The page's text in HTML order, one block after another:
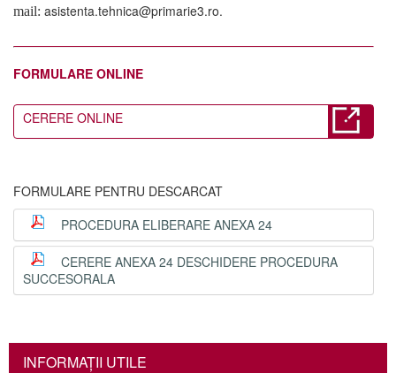
mail: asistenta.tehnica@primarie3.ro.
FORMULARE ONLINE
CERERE ONLINE
FORMULARE PENTRU DESCARCAT
PROCEDURA ELIBERARE ANEXA 24
CERERE ANEXA 24 DESCHIDERE PROCEDURA
SUCCESORALA
INFORMAŢII UTILE